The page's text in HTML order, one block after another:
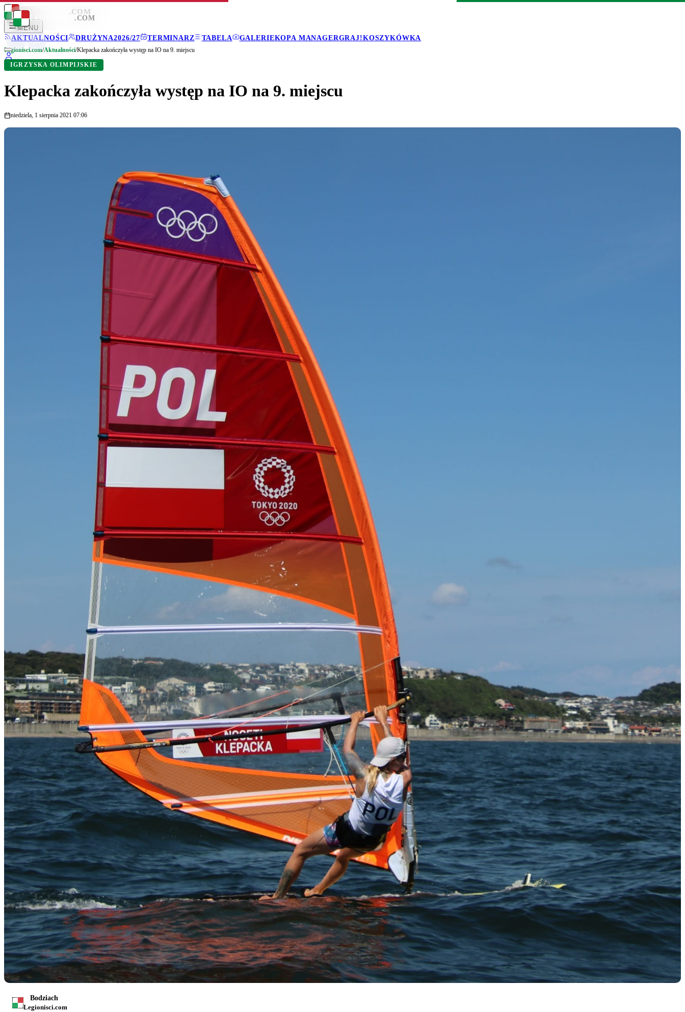
LEGIONISCI .COM
MENU
AKTUALNOŚCI
DRUŻYNA2026/27 TERMINARZ TABELA GALERIEKOPA MANAGERGRAJ!KOSZYKÓWKA
LEGIONISCI .COM
Legionisci.com/Aktualności/Klepacka zakończyła występ na IO na 9. miejscu
IGRZYSKA OLIMPIJSKIE
Klepacka zakończyła występ na IO na 9. miejscu
niedziela, 1 sierpnia 2021 07:06
Bodziach
Legionisci.com